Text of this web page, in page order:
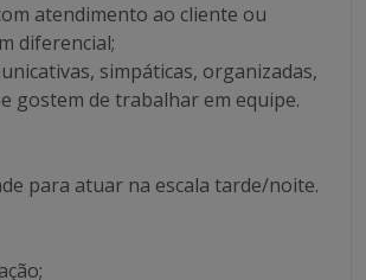
atendimento ao cliente ou
diferencial;
simpáticas, organizadas,
gostem de trabalhar em equipe.
para atuar na escala tarde/noite.